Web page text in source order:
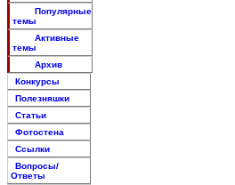
Популярные
темы
Активные
темы
Архив
Конкурсы
Полезняшки
Статьи
Фотостена
Ссылки
Вопросы/
Ответы